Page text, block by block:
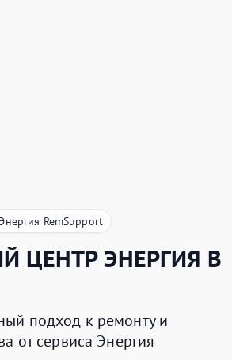
RemSupport
ЦЕНТРЭНЕРГИЯ В
подход к ремонту и
от сервиса Энергия